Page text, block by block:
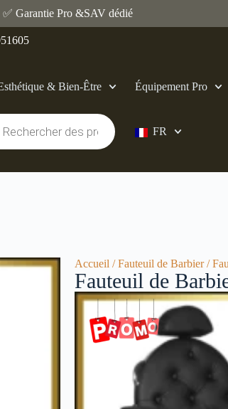
✅ Garantie Pro &SAV dédié
& Bien‑Être Équipement Pro
FR
Accueil /Fauteuil de Barbier/
Fauteuil de